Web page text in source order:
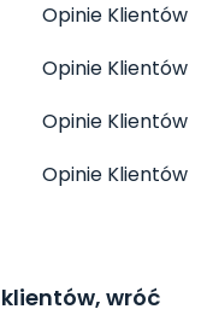
Opinie Klientów
Opinie Klientów
Opinie Klientów
Opinie Klientów
wróć